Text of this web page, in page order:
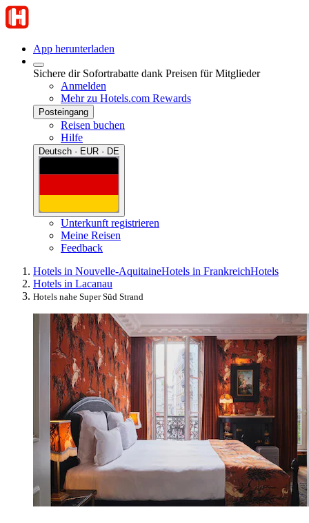
App herunterladen
Sichere dir Sofortrabatte dank Preisen für Mitglieder
Anmelden
Mehr zu Hotels.com Rewards
Posteingang
Reisen buchen
Hilfe
Deutsch · EUR · DE
Unterkunft registrieren
Meine Reisen
Feedback
Hotels in Nouvelle-AquitaineHotels in FrankreichHotels
Hotels in Lacanau
Hotels nahe Super Süd Strand